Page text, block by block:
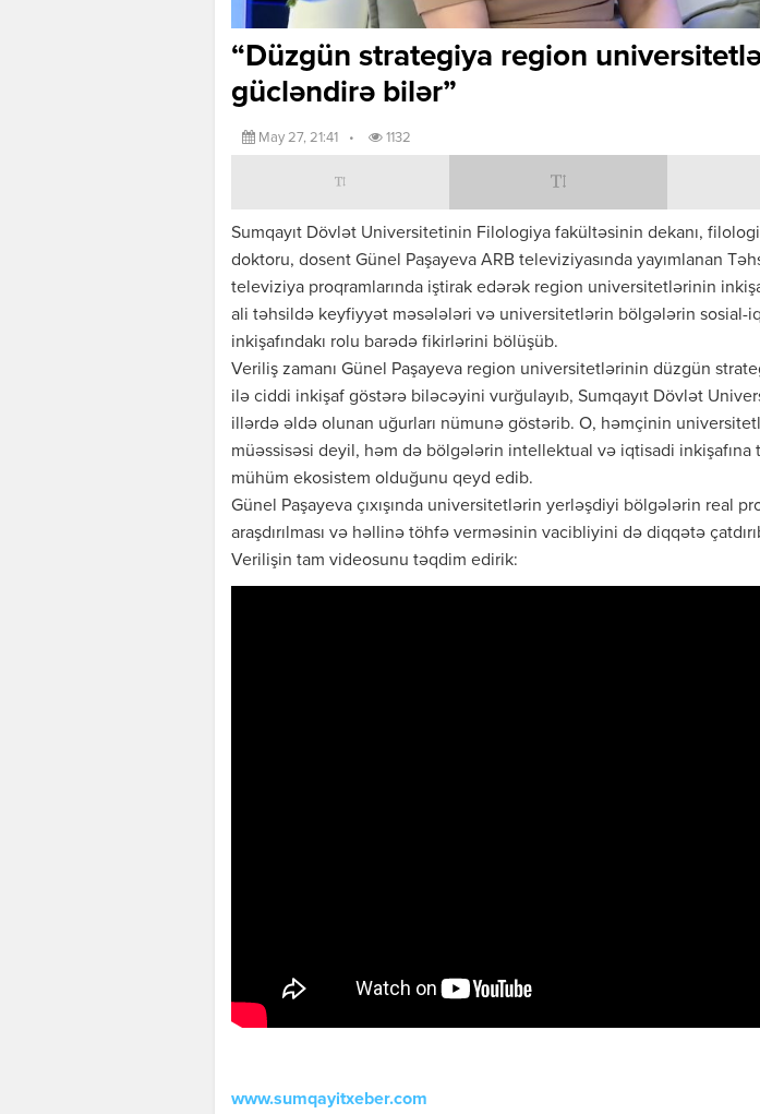
“Düzgün strategiya region
gücləndirə bilər”
May 27, 21:41 • 1132
Sumqayıt Dövlət Universitetinin Filologiya fakültəsinin dekanı,
doktoru, dosent Günel Paşayeva ARB televiziyasında yayımlanan
televiziya proqramlarında iştirak edərək region universitetlərinin
ali təhsildə keyfiyyət məsələləri və universitetlərin bölgələrin sosial-
inkişafındakı rolu barədə fikirlərini bölüşüb.
Veriliş zamanı Günel Paşayeva region universitetlərinin düzgün
ilə ciddi inkişaf göstərə biləcəyini vurğulayıb, Sumqayıt Dövlət
illərdə əldə olunan uğurları nümunə göstərib. O, həmçinin
müəssisəsi deyil, həm də bölgələrin intellektual və iqtisadi inkişafına
mühüm ekosistem olduğunu qeyd edib.
Günel Paşayeva çıxışında universitetlərin yerləşdiyi bölgələrin real
araşdırılması və həllinə töhfə verməsinin vacibliyini də diqqətə
Verilişin tam videosunu təqdim edirik:
www.sumqayitxeber.com